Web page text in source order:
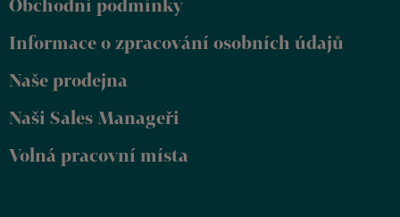
Obchodní podmínky
Informace o zpracování osobních údajů
Naše prodejna
Naši Sales Manageři
Volná pracovní místa